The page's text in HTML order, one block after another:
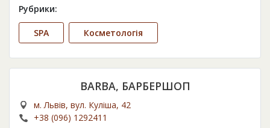
Рубрики:
SPA Косметологія
BARBA, БАРБЕРШОП
м. Львів, вул. Куліша, 42
+38 (096) 1292411